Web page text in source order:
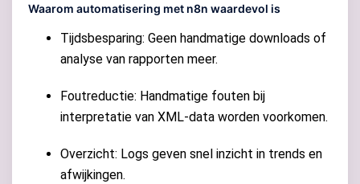
Waarom automatisering met n8n waardevol is
Tijdsbesparing: Geen handmatige downloads of
analyse van rapporten meer.
Foutreductie: Handmatige fouten bij
interpretatie van XML-data worden voorkomen.
Overzicht: Logs geven snel inzicht in trends en
afwijkingen.